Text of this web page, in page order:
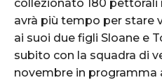
collezionato 180 pettorali
avrà più tempo per stare
ai suoi due figli Sloane e
subito con la squadra di
novembre in programma